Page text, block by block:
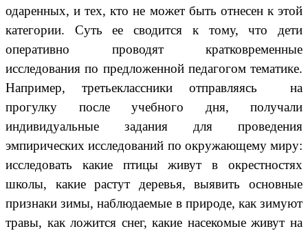
одаренных, и тех, кто не может быть отнесен к этой
категории. Суть ее сводится к тому, что дети
оперативно проводят кратковременные
исследования по предложенной педагогом тематике.
Например, третьеклассники отправляясь на
прогулку после учебного дня, получали
индивидуальные задания для проведения
эмпирических исследований по окружающему миру:
исследовать какие птицы живут в окрестностях
школы, какие растут деревья, выявить основные
признаки зимы, наблюдаемые в природе, как зимуют
травы, как ложится снег, какие насекомые живут на